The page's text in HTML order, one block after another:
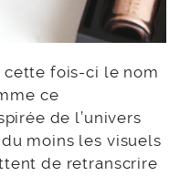
fois-ci le nom
ce
de l’univers
moins les visuels
de retranscrire